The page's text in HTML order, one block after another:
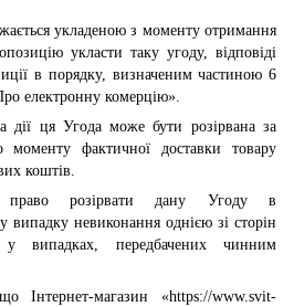
укладеною з моменту отримання
укласти таку угоду, відповіді
в порядку, визначеним частиною 6
електронну комерцію».
дії ця Угода може бути розірвана за
моменту фактичної доставки товару
коштів.
розірвати дану Угоду в
випадку невиконання однією зі сторін
випадках, передбачених чинним
Інтернет-магазин «https://www.svit-